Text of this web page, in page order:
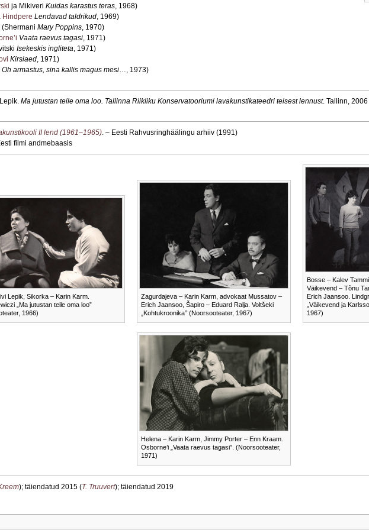
ja Mikiveri Kuidas karastus teras, 1968)
Hindpere Lendavad taldrikud, 1969)
Mary Poppins, 1970)
Vaata raevus tagasi, 1971)
Isekeskis ingliteta, 1971)
Kirsiaed, 1971)
Oh armastus, sina kallis magus mesi…, 1973)
Ma jutustan teile oma loo. Tallinna Riikliku Konservatooriumi lavakunstikateedri teisest lennust. Tallinn, 2006
II lend (1961–1965). – Eesti Rahvusringhäälingu arhiiv (1991)
filmi andmebaasis
Lepik, Sikorka – Karin Karm.
„Ma jutustan teile oma loo”
1966)
Zagurdajeva – Karin Karm, advokaat Mussatov –
Erich Jaansoo, Šapiro – Eduard Ralja. Voltšeki
„Kohtukroonika” (Noorsooteater, 1967)
Bosse – Kalev
Väikevend – Tõnu
Erich Jaansoo.
„Väikevend ja
1967)
Helena – Karin Karm, Jimmy Porter – Enn Kraam.
Osborne’i „Vaata raevus tagasi”. (Noorsooteater,
1971)
); täiendatud 2015 (T. Truuvert); täiendatud 2019